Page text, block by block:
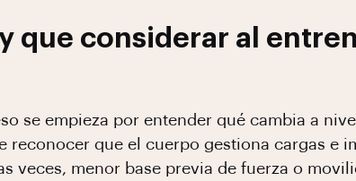
que considerar al
se empieza por entender qué cambia a
que el cuerpo gestiona cargas e
veces, menor base previa de fuerza o